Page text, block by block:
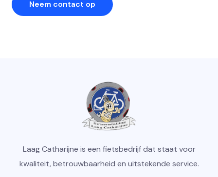
Laag Catharijne is een fietsbedrijf dat staat voor
kwaliteit, betrouwbaarheid en uitstekende service.